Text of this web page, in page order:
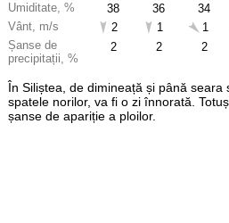
Umiditate, %
Vânt, m/s
Șanse de
precipitații, %
38
2
2
36
1
2
34
1
2
În Siliștea, de dimineață și până seara
spatele norilor, va fi o zi înnorată.
șanse de apariție a ploilor.